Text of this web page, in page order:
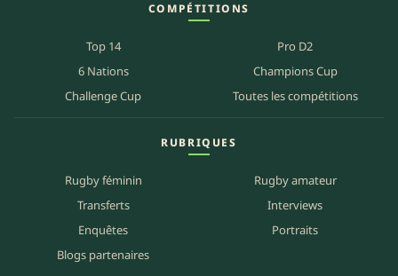
COMPÉTITIONS
Top 14
Pro D2
6 Nations
Champions Cup
Challenge Cup
Toutes les compétitions
RUBRIQUES
Rugby féminin
Rugby amateur
Transferts
Interviews
Enquêtes
Portraits
Blogs partenaires